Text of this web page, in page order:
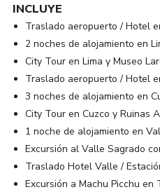
INCLUYE
Traslado aeropuerto / Hotel
2 noches de alojamiento en
City Tour en Lima y Museo
Traslado aeropuerto / Hotel
3 noches de alojamiento en
City Tour en Cuzco y Ruinas
1 noche de alojamiento en
Excursión al Valle Sagrado
Traslado Hotel Valle /
Excursión a Machu Picchu en